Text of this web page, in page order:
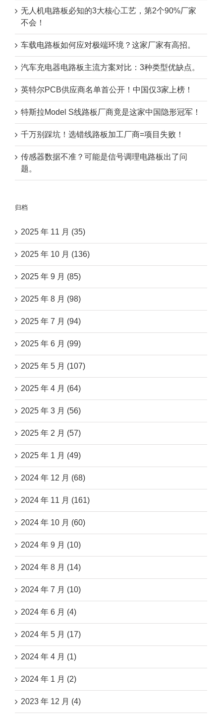
无人机电路板必知的3大核心工艺，第2个90%厂家
不会！
车载电路板如何应对极端环境？这家厂家有高招。
汽车充电器电路板主流方案对比：3种类型优缺点。
英特尔PCB供应商名单首公开！中国仅3家上榜！
特斯拉Model S线路板厂商竟是这家中国隐形冠军！
千万别踩坑！选错线路板加工厂商=项目失败！
传感器数据不准？可能是信号调理电路板出了问
题。
归档
2025 年 11 月 (35)
2025 年 10 月 (136)
2025 年 9 月 (85)
2025 年 8 月 (98)
2025 年 7 月 (94)
2025 年 6 月 (99)
2025 年 5 月 (107)
2025 年 4 月 (64)
2025 年 3 月 (56)
2025 年 2 月 (57)
2025 年 1 月 (49)
2024 年 12 月 (68)
2024 年 11 月 (161)
2024 年 10 月 (60)
2024 年 9 月 (10)
2024 年 8 月 (14)
2024 年 7 月 (10)
2024 年 6 月 (4)
2024 年 5 月 (17)
2024 年 4 月 (1)
2024 年 1 月 (2)
2023 年 12 月 (4)